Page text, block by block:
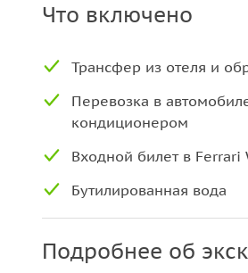
Что включено
Трансфер из отеля и
Перевозка в
кондиционером
Входной билет в Ferrari
Бутилированная вода
Подробнее об